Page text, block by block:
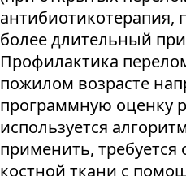
антибиотикотерапия,
более длительный
Профилактика
пожилом возрасте
программную оценку
используется
применить,
костной ткани с